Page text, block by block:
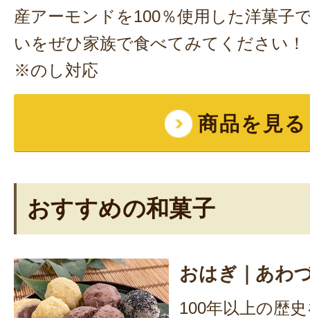
産アーモンドを100％使用した洋菓子
いをぜひ家族で食べてみてください！
※のし対応
商品を見る
おすすめの和菓子
おはぎ｜あわ
100年以上の歴